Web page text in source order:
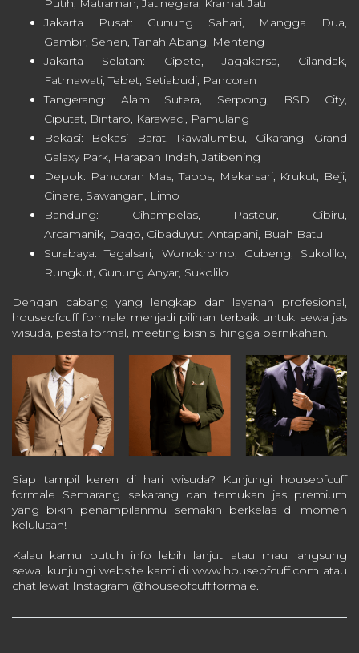
Putih, Matraman, Jatinegara, Kramat Jati
Jakarta Pusat: Gunung Sahari, Mangga Dua,
Gambir, Senen, Tanah Abang, Menteng
Jakarta Selatan: Cipete, Jagakarsa, Cilandak,
Fatmawati, Tebet, Setiabudi, Pancoran
Tangerang: Alam Sutera, Serpong, BSD City,
Ciputat, Bintaro, Karawaci, Pamulang
Bekasi: Bekasi Barat, Rawalumbu, Cikarang, Grand
Galaxy Park, Harapan Indah, Jatibening
Depok: Pancoran Mas, Tapos, Mekarsari, Krukut, Beji,
Cinere, Sawangan, Limo
Bandung: Cihampelas, Pasteur, Cibiru,
Arcamanik, Dago, Cibaduyut, Antapani, Buah Batu
Surabaya: Tegalsari, Wonokromo, Gubeng, Sukolilo,
Rungkut, Gunung Anyar, Sukolilo
Dengan cabang yang lengkap dan layanan profesional,
houseofcuff formale menjadi pilihan terbaik untuk sewa jas
wisuda, pesta formal, meeting bisnis, hingga pernikahan.
Siap tampil keren di hari wisuda? Kunjungi houseofcuff
formale Semarang sekarang dan temukan jas premium
yang bikin penampilanmu semakin berkelas di momen
kelulusan!
Kalau kamu butuh info lebih lanjut atau mau langsung
sewa, kunjungi website kami di www.houseofcuff.com atau
chat lewat Instagram @houseofcuff.formale.